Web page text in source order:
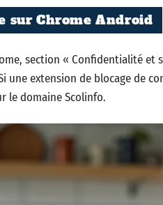
sur Chrome Android
section « Confidentialité
une extension de blocage de
le domaine Scolinfo.